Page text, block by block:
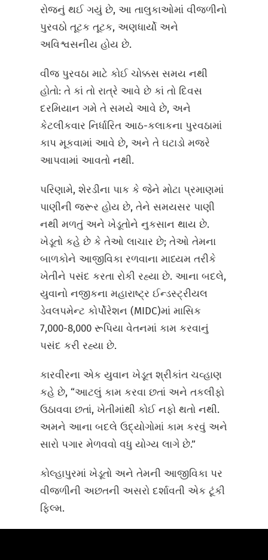
રોજનું થઈ ગયું છે, આ તાલુકાઓમાં વીજળીનો
પુરવઠો તૂટક તૂટક, અણધાર્યો અને
અવિશ્વસનીય હોય છે.
વીજ પુરવઠા માટે કોઈ ચોક્કસ સમય નથી
હોતો: તે કાં તો રાત્રે આવે છે કાં તો દિવસ
દરમિયાન ગમે તે સમયે આવે છે, અને
કેટલીકવાર નિર્ધારિત આઠ-કલાકના પુરવઠામાં
કાપ મૂકવામાં આવે છે, અને તે ઘટાડો મજરે
આપવામાં આવતો નથી.
પરિણામે, શેરડીના પાક કે જેને મોટા પ્રમાણમાં
પાણીની જરૂર હોય છે, તેને સમયસર પાણી
નથી મળતું અને ખેડૂતોને નુકસાન થાય છે.
ખેડૂતો કહે છે કે તેઓ લાચાર છે; તેઓ તેમના
બાળકોને આજીવિકા રળવાના માધ્યમ તરીકે
ખેતીને પસંદ કરતા રોકી રહ્યા છે. આના બદલે,
યુવાનો નજીકના મહારાષ્ટ્ર ઈન્ડસ્ટ્રીયલ
ડેવલપમેન્ટ કોર્પોરેશન (MIDC)માં માસિક
7,000-8,000 રૂપિયા વેતનમાં કામ કરવાનું
પસંદ કરી રહ્યા છે.
કારવીરના એક યુવાન ખેડૂત શ્રીકાંત ચવ્હાણ
કહે છે, “આટલું કામ કરવા છતાં અને તકલીફો
ઉઠાવવા છતાં, ખેતીમાંથી કોઈ નફો થતો નથી.
અમને આના બદલે ઉદ્યોગોમાં કામ કરવું અને
સારો પગાર મેળવવો વધુ યોગ્ય લાગે છે.”
કોલ્હાપુરમાં ખેડૂતો અને તેમની આજીવિકા પર
વીજળીની અછતની અસરો દર્શાવતી એક ટૂંકી
ફિલ્મ.